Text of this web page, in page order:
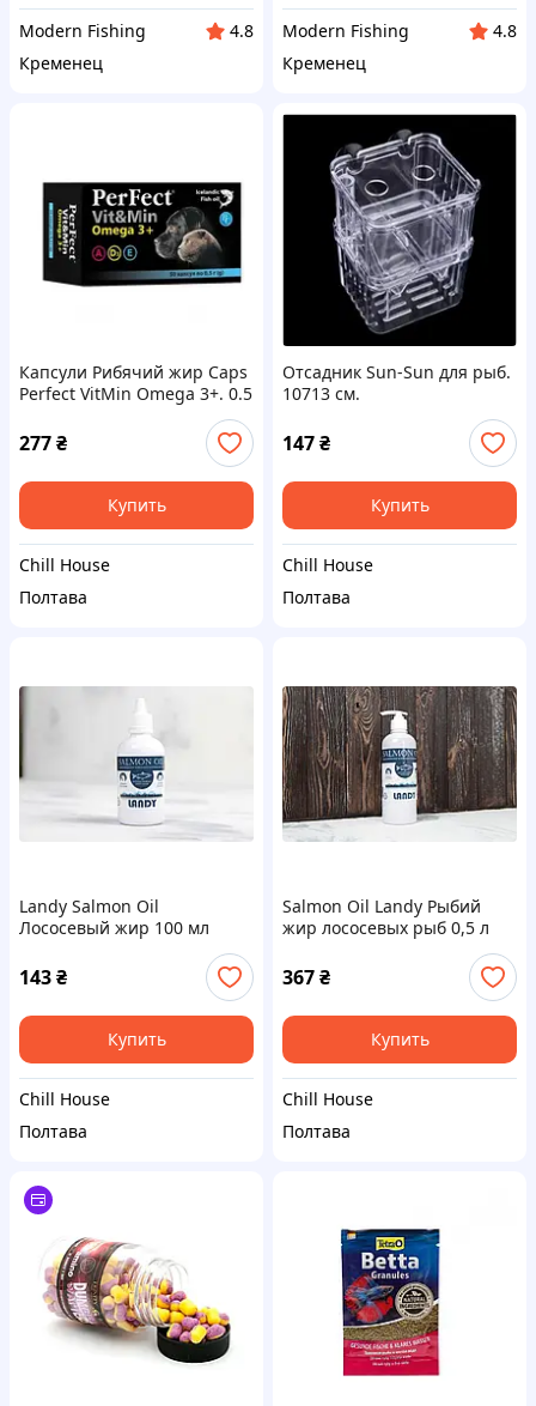
Modern Fishing
4.8
Кременец
Modern Fishing
4.8
Кременец
Капсули Рибячий жир Caps
Perfect VitMin Omega 3+. 0.5
277₴
Купить
Chill House
Полтава
Отсадник Sun-Sun для рыб.
10713 см.
147₴
Купить
Chill House
Полтава
Landy Salmon Oil
Лососевый жир 100 мл
143₴
Купить
Chill House
Полтава
Salmon Oil Landy Рыбий
жир лососевых рыб 0,5 л
367₴
Купить
Chill House
Полтава